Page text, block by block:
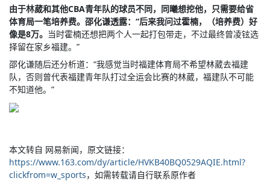
由于林葳和其他CBA青年队的球员不同，同曦想挖他，只需要给省
体育局一笔培养费。邵化谦透露：“后来我问过霍楠，（培养费）好
像是8万。 当时霍楠还想把两个人一起打包带走，不过最终曾凌铉选
择留在家乡福建。”
邵化谦随后还分析道：“我感觉当时福建体育局不希望林葳去福建
队，否则曾代表福建青年队打过全运会比赛的林葳，福建队不可能
不知道他。”
本文转自 网易新闻，原文链接：
https://www.163.com/dy/article/HVKB40BQ0529AQIE.html?
clickfrom=w_sports，如需转载请自行联系原作者